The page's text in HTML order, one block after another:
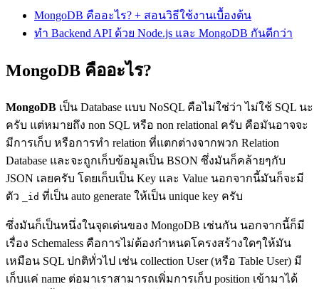
MongoDB คืออะไร? + สอนวิธีใช้งานเบื้องต้น
ทำ Backend API ด้วย Node.js และ MongoDB กันดีกว่า
MongoDB คืออะไร?
MongoDB เป็น Database แบบ NoSQL คือไม่ใช่ว่า ไม่ใช้ SQL นะ
ครับ แต่หมายถึง non SQL หรือ non relational ครับ คือมันอาจจะ
มีการเก็บ หรือการทำ relation ที่แตกต่างจากพวก Relation
Database และจะถูกเก็บข้อมูลเป็น BSON ซึ่งมันก็คล้ายๆกับ
JSON เลยครับ โดยเก็บเป็น Key และ Value นอกจากนี้มันก็จะมี
ตัว
_id ที่เป็น auto generate ให้เป็น unique key ครับ
ซึ่งมันก็เป็นหนึ่งในจุดเด่นของ MongoDB เช่นกัน นอกจากนี้ก็มี
เรื่อง Schemaless คือการไม่ต้องกำหนดโครงสร้างใดๆให้มัน
เหมือน SQL ปกติทั่วไป เช่น collection User (หรือ Table User) มี
เก็บแค่ name ต่อมาเราสามารถเพิ่มการเก็บ position เข้ามาได้